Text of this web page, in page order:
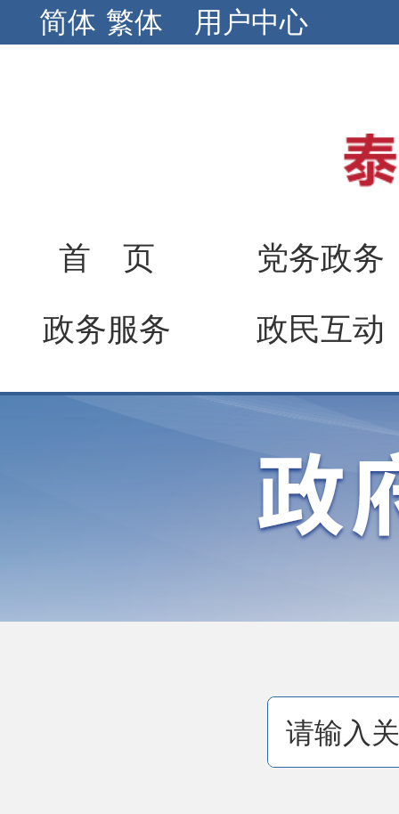
简体 繁体 用户中心
首 页
党务政务
政务服务
政民互动